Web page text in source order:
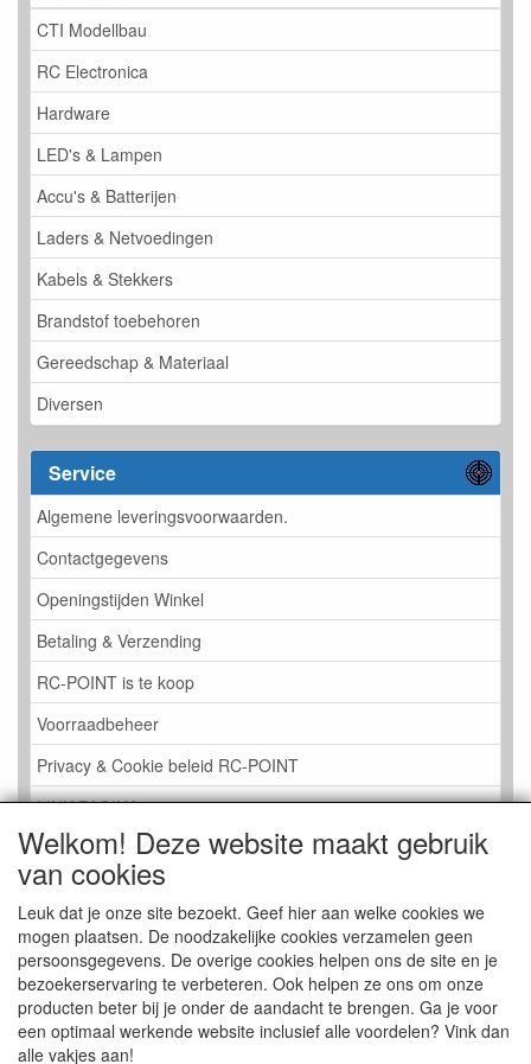
CTI Modellbau
RC Electronica
Hardware
LED's & Lampen
Accu's & Batterijen
Laders & Netvoedingen
Kabels & Stekkers
Brandstof toebehoren
Gereedschap & Materiaal
Diversen
Service
Algemene leveringsvoorwaarden.
Contactgegevens
Openingstijden Winkel
Betaling & Verzending
RC-POINT is te koop
Voorraadbeheer
Privacy & Cookie beleid RC-POINT
LINK PAGINA
Gastenboek RC-POINT
Kijkje in de Winkel
Welkom! Deze website maakt gebruik
van cookies
Leuk dat je onze site bezoekt. Geef hier aan welke cookies we
mogen plaatsen. De noodzakelijke cookies verzamelen geen
persoonsgegevens. De overige cookies helpen ons de site en je
bezoekerservaring te verbeteren. Ook helpen ze ons om onze
producten beter bij je onder de aandacht te brengen. Ga je voor
een optimaal werkende website inclusief alle voordelen? Vink dan
alle vakjes aan!